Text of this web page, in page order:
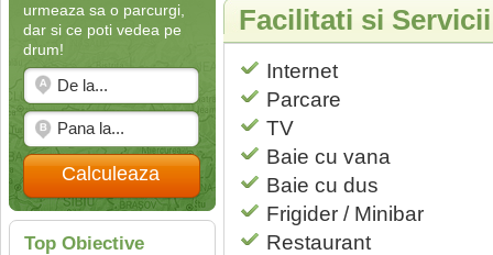
urmeaza sa o parcurgi,
dar si ce poti vedea pe
drum!
Calculeaza
Top Obiective
Facilitati si
Internet
Parcare
TV
Baie cu vana
Baie cu dus
Frigider / Minibar
Restaurant